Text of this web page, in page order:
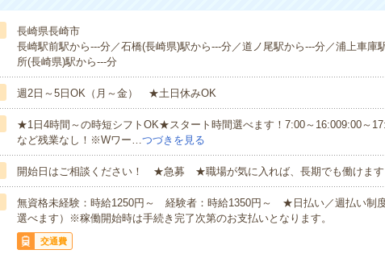
長崎県長崎市
長崎駅前駅から---分／石橋(長崎県)駅から---分／道ノ尾駅から---分／浦上車庫
所(長崎県)駅から---分
週2日～5日OK（月～金） ★土日休みOK
★1日4時間～の時短シフトOK★スタート時間選べます！7:00～16:009:00～
など残業なし！※Wワー…つづきを見る
開始日はご相談ください！ ★急募 ★職場が気に入れば、長期でも働けます
無資格未経験：時給1250円～ 経験者：時給1350円～ ★日払い／週払い制
選べます）※稼働開始時は手続き完了次第のお支払いとなります。
交通費